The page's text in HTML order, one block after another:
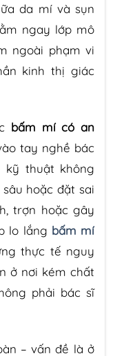
da mí và sụn
ngay lớp mô
ngoài phạm vi
kinh thị giác
bấm mí có an
tay nghề bác
kỹ thuật không
hoặc đặt sai
trợn hoặc gây
lo lắng bấm mí
thực tế nguy
ở nơi kém chất
phải bác sĩ
– vấn đề là ở